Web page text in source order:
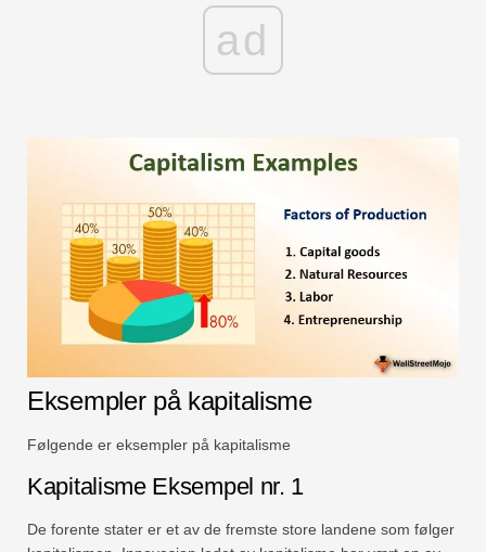
ad
Eksempler på kapitalisme
Følgende er eksempler på kapitalisme
Kapitalisme Eksempel nr. 1
De forente stater er et av de fremste store landene som følger